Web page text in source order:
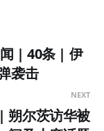
闻 | 40条 | 伊
袭击
NEXT
朔尔茨访华被